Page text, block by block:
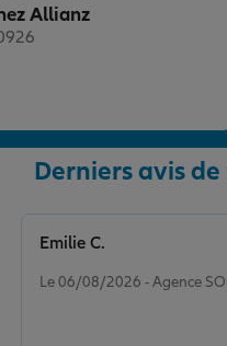
Allianz
Derniers avis
Le 06/08/2026 - Agence
Emilie C.